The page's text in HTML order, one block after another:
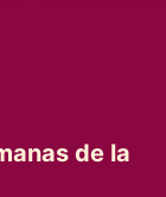
de la